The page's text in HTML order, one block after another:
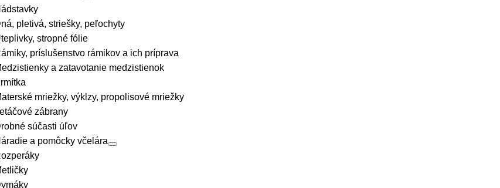
pletivá, striešky, peľochyty
stropné fólie
príslušenstvo rámikov a ich príprava
a zatavotanie medzistienok
mriežky, výklzy, propolisové mriežky
zábrany
súčasti úľov
a pomôcky včelára